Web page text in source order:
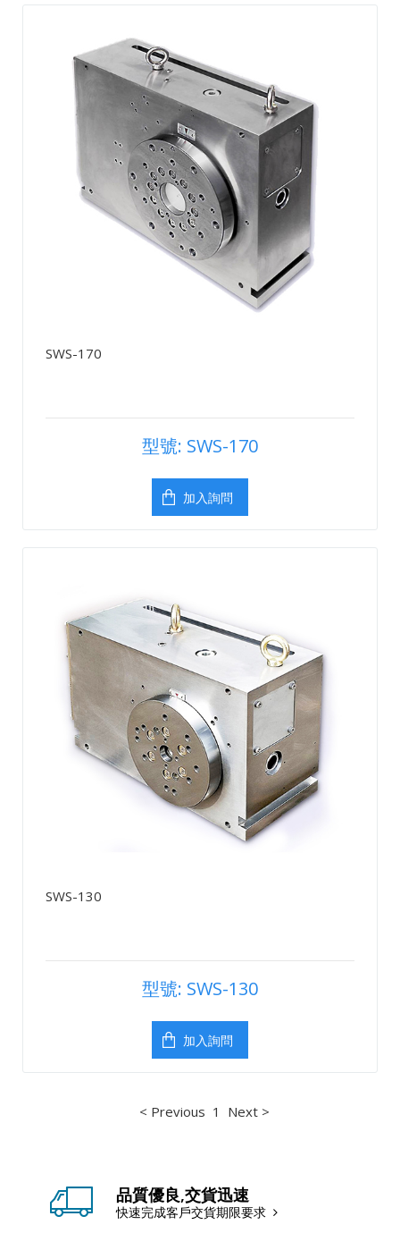
SWS-170
型號: SWS-170
加入詢問
SWS-130
型號: SWS-130
加入詢問
< Previous 1 Next >
品質優良,交貨迅速
快速完成客戶交貨期限要求